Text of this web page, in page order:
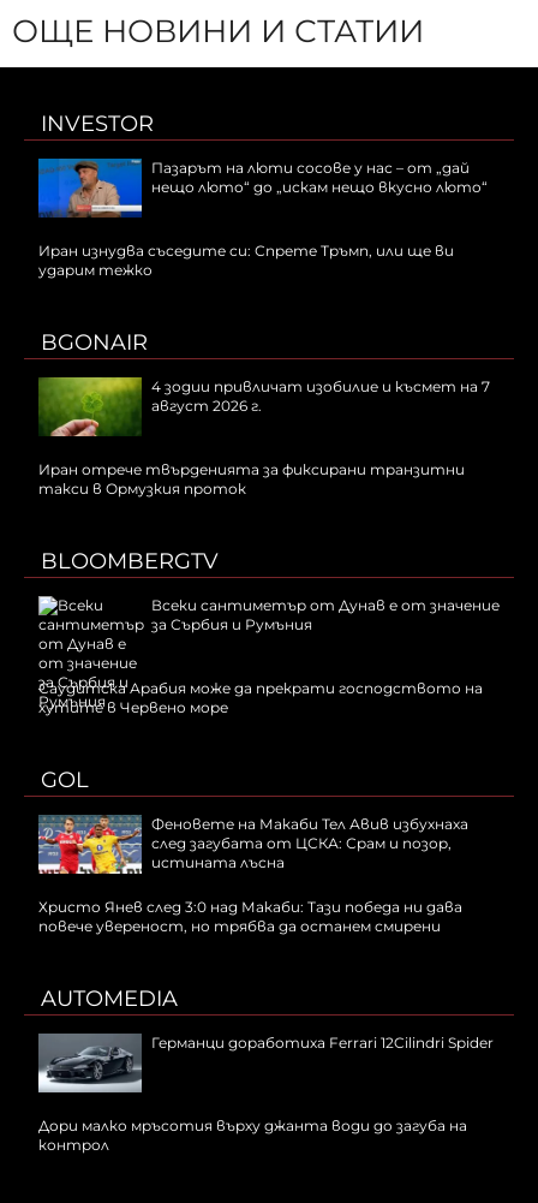
ОЩЕ НОВИНИ И СТАТИИ
INVESTOR
Пазарът на люти сосове у нас – от „дай
нещо люто“ до „искам нещо вкусно люто“
Иран изнудва съседите си: Спрете Тръмп, или ще ви
ударим тежко
BGONAIR
4 зодии привличат изобилие и късмет на 7
август 2026 г.
Иран отрече твърденията за фиксирани транзитни
такси в Ормузкия проток
BLOOMBERGTV
Всеки сантиметър от Дунав е от значение
за Сърбия и Румъния
Саудитска Арабия може да прекрати господството на
хутите в Червено море
GOL
Феновете на Макаби Тел Авив избухнаха
след загубата от ЦСКА: Срам и позор,
истината лъсна
Христо Янев след 3:0 над Макаби: Тази победа ни дава
повече увереност, но трябва да останем смирени
AUTOMEDIA
Германци доработиха Ferrari 12Cilindri Spider
Дори малко мръсотия върху джанта води до загуба на
контрол